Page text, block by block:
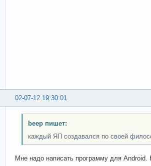
02-07-12 19:30:01
beep пишет:
каждый ЯП создавался по своей
Мне надо написать программу для